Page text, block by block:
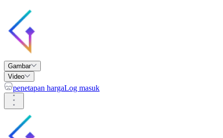
Gambar
Video
penetapan hargaLog masuk